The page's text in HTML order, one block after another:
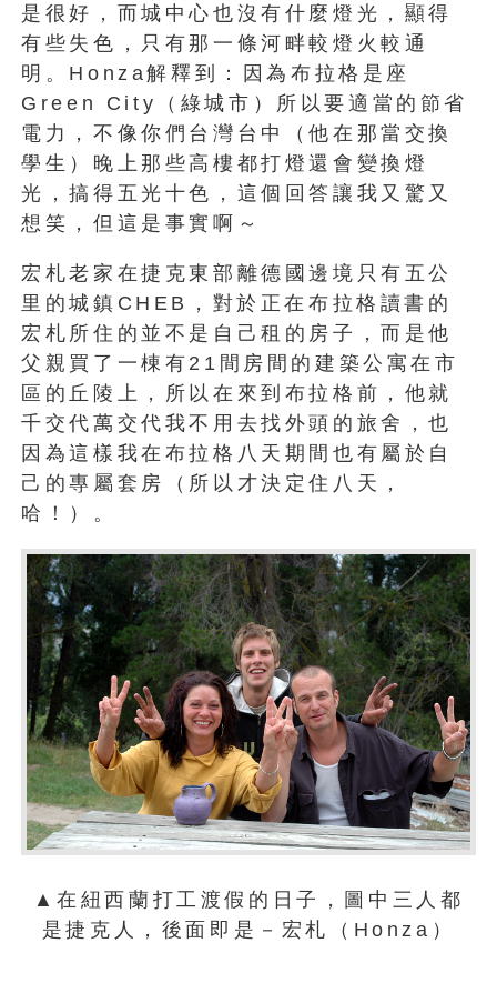
是很好，而城中心也沒有什麼燈光，顯得
有些失色，只有那一條河畔較燈火較通
明。Honza解釋到：因為布拉格是座
Green City（綠城市）所以要適當的節省
電力，不像你們台灣台中（他在那當交換
學生）晚上那些高樓都打燈還會變換燈
光，搞得五光十色，這個回答讓我又驚又
想笑，但這是事實啊～
宏札老家在捷克東部離德國邊境只有五公
里的城鎮CHEB，對於正在布拉格讀書的
宏札所住的並不是自己租的房子，而是他
父親買了一棟有21間房間的建築公寓在市
區的丘陵上，所以在來到布拉格前，他就
千交代萬交代我不用去找外頭的旅舍，也
因為這樣我在布拉格八天期間也有屬於自
己的專屬套房（所以才決定住八天，
哈！）。
▲在紐西蘭打工渡假的日子，圖中三人都
是捷克人，後面即是－宏札（Honza）